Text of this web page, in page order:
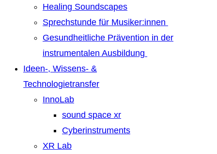
Healing Soundscapes
Sprechstunde für Musiker:innen
Gesundheitliche Prävention in der
instrumentalen Ausbildung
Ideen-, Wissens- &
Technologietransfer
InnoLab
sound space xr
Cyberinstruments
XR Lab